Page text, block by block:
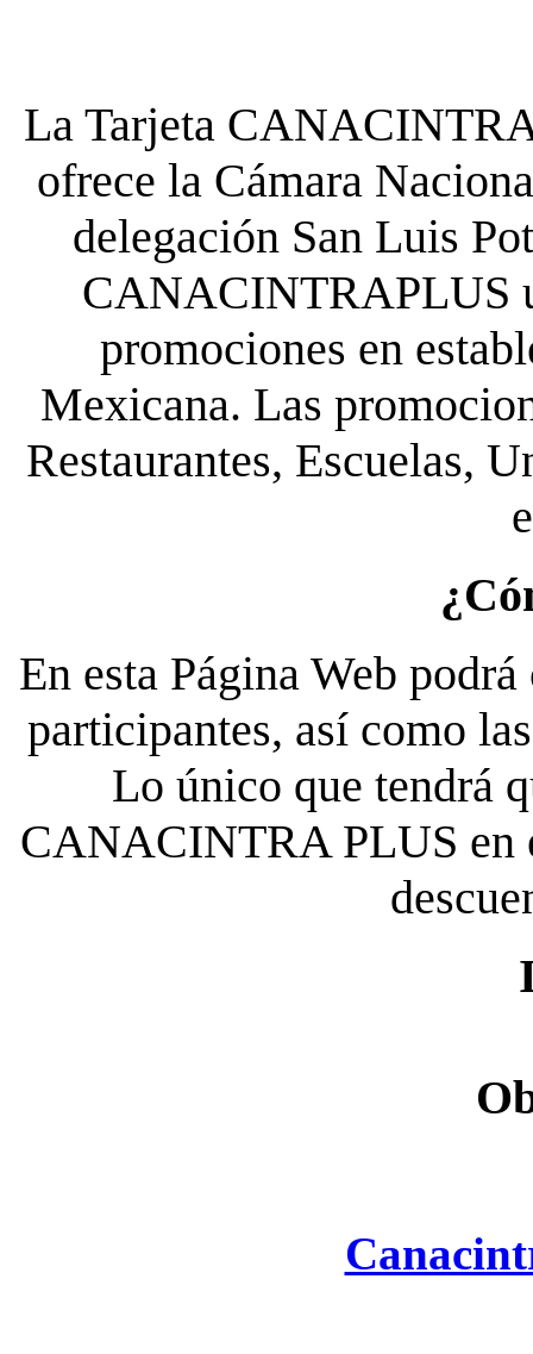
La Tarjeta
ofrece la Cámara
delegación San Luis
CANACINTRAPLUS
promociones en
Mexicana. Las
Restaurantes, Escuelas,
En esta Página Web
participantes, así como
Lo único que tendrá
CANACINTRA PLUS en